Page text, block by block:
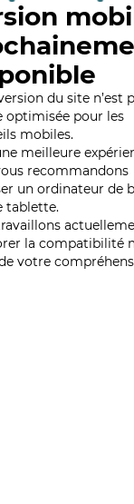
du site n’est
optimisée pour les
mobiles.
meilleure
recommandons
un ordinateur de
tablette.
la compatibilité
votre